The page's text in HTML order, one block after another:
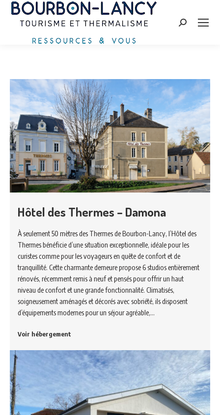
Recherche
Hôtel des Thermes – Damona
À seulement 50 mètres des Thermes de Bourbon-Lancy, l’Hôtel des
Thermes bénéficie d’une situation exceptionnelle, idéale pour les
curistes comme pour les voyageurs en quête de confort et de
tranquillité. Cette charmante demeure propose 6 studios entièrement
rénovés, récemment remis à neuf et pensés pour offrir un haut
niveau de confort et une grande fonctionnalité. Climatisés,
soigneusement aménagés et décorés avec sobriété, ils disposent
d’équipements modernes pour un séjour agréable,…
Voir hébergement